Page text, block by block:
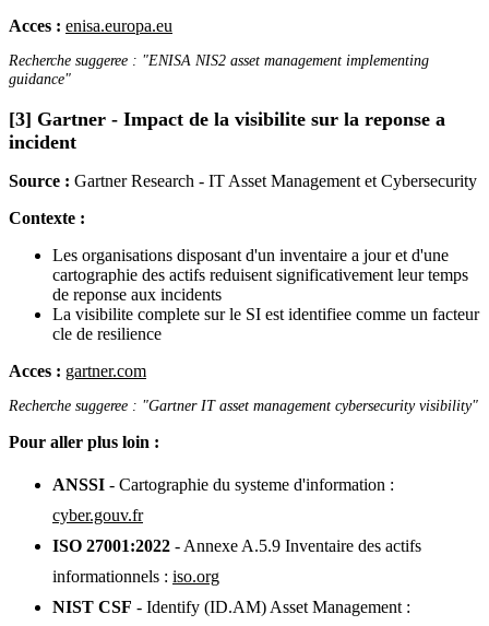
Acces : enisa.europa.eu
Recherche suggeree : "ENISA NIS2 asset management implementing
guidance"
[3] Gartner - Impact de la visibilite sur la reponse a
incident
Source : Gartner Research - IT Asset Management et Cybersecurity
Contexte :
Les organisations disposant d'un inventaire a jour et d'une
cartographie des actifs reduisent significativement leur temps
de reponse aux incidents
La visibilite complete sur le SI est identifiee comme un facteur
cle de resilience
Acces : gartner.com
Recherche suggeree : "Gartner IT asset management cybersecurity visibility"
Pour aller plus loin :
ANSSI - Cartographie du systeme d'information :
cyber.gouv.fr
ISO 27001:2022 - Annexe A.5.9 Inventaire des actifs
informationnels : iso.org
NIST CSF - Identify (ID.AM) Asset Management :